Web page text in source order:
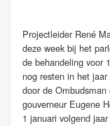
Projectleider René
deze week bij het
de behandeling voor
nog resten in het
door de
gouverneur Eugene
1 januari volgend